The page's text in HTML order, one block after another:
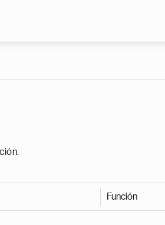
Función